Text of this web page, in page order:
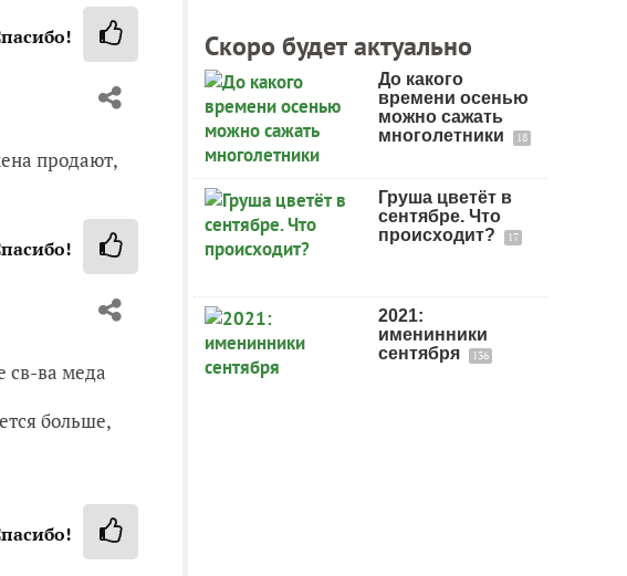
продают,
св-ва меда
больше,
Скоро будет актуально
До какого
времени осенью
можно сажать
многолетники
18
Груша цветёт в
сентябре. Что
происходит?
17
2021:
именинники
сентября
136